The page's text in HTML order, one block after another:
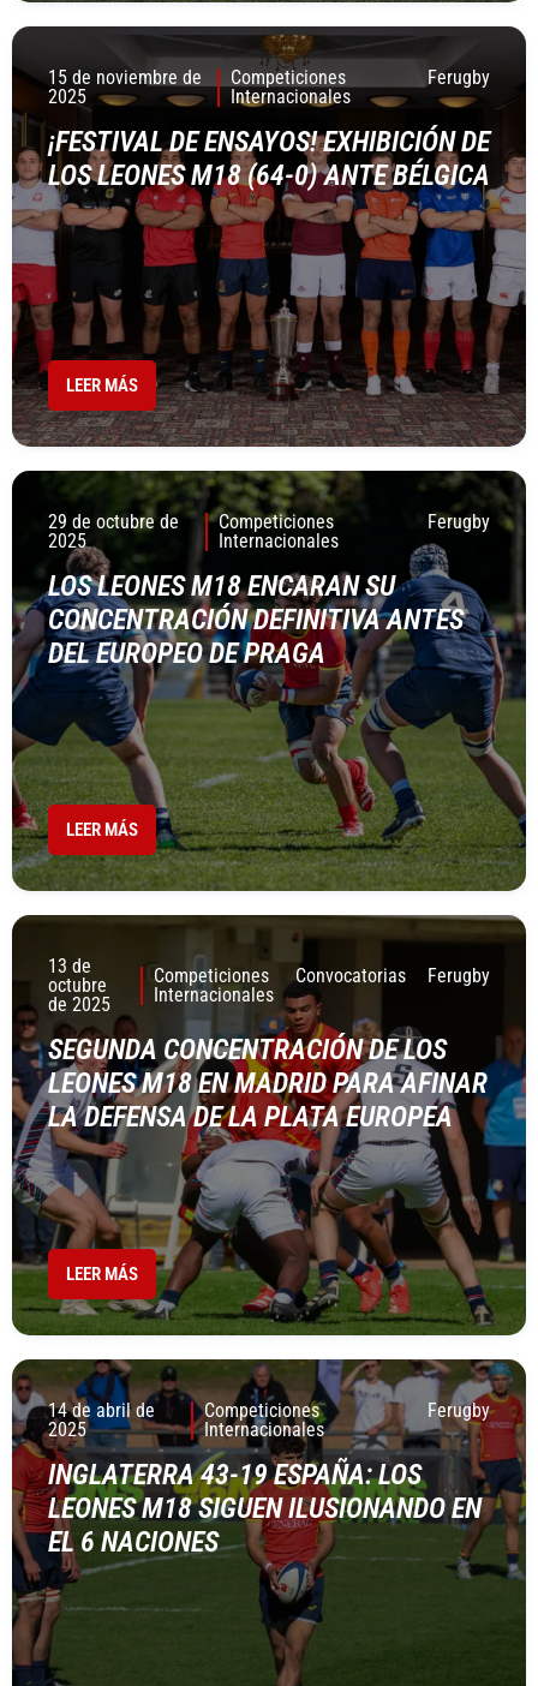
15 de noviembre de
2025
Competiciones
Internacionales
Ferugby
¡FESTIVAL DE ENSAYOS! EXHIBICIÓN DE
LOS LEONES M18 (64-0) ANTE BÉLGICA
LEER MÁS
29 de octubre de
2025
Competiciones
Internacionales
Ferugby
LOS LEONES M18 ENCARAN SU
CONCENTRACIÓN DEFINITIVA ANTES
DEL EUROPEO DE PRAGA
LEER MÁS
13 de
octubre
de 2025
Competiciones
Internacionales
Convocatorias Ferugby
SEGUNDA CONCENTRACIÓN DE LOS
LEONES M18 EN MADRID PARA AFINAR
LA DEFENSA DE LA PLATA EUROPEA
LEER MÁS
14 de abril de
2025
Competiciones
Internacionales
Ferugby
INGLATERRA 43-19 ESPAÑA: LOS
LEONES M18 SIGUEN ILUSIONANDO EN
EL 6 NACIONES